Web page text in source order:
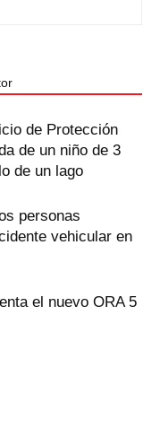
de Protección
de un niño de 3
de un lago
personas
vehicular en
el nuevo ORA 5